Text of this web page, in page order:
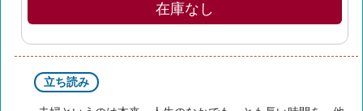
在庫なし
立ち読み